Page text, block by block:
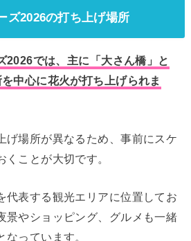
ズ2026の打ち上げ場所
2026では、主に「大さん橋」と
を中心に花火が打ち上げられま
げ場所が異なるため、事前にスケ
くことが大切です。
代表する観光エリアに位置してお
景やショッピング、グルメも一緒
っています。